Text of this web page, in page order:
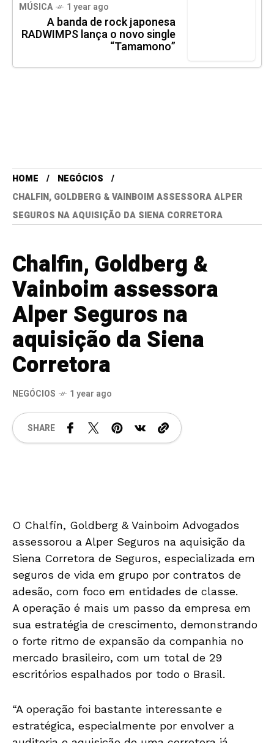
MÚSICA 1 year ago
A banda de rock japonesa
RADWIMPS lança o novo single
“Tamamono”
HOME
NEGÓCIOS
CHALFIN, GOLDBERG & VAINBOIM ASSESSORA ALPER
SEGUROS NA AQUISIÇÃO DA SIENA CORRETORA
Chalfin, Goldberg &
Vainboim assessora
Alper Seguros na
aquisição da Siena
Corretora
NEGÓCIOS 1 year ago
SHARE
O Chalfin, Goldberg & Vainboim Advogados
assessorou a Alper Seguros na aquisição da
Siena Corretora de Seguros, especializada em
seguros de vida em grupo por contratos de
adesão, com foco em entidades de classe.
A operação é mais um passo da empresa em
sua estratégia de crescimento, demonstrando
o forte ritmo de expansão da companhia no
mercado brasileiro, com um total de 29
escritórios espalhados por todo o Brasil.
“A operação foi bastante interessante e
estratégica, especialmente por envolver a